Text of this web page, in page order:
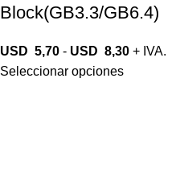
Block(GB3.3/GB6.4)
USD 5,70 - USD 8,30 + IVA.
Seleccionar opciones